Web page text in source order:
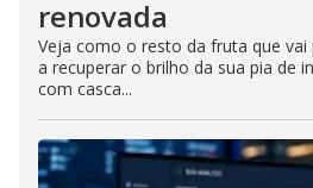
renovada
Veja como o resto da fruta que
a recuperar o brilho da sua pia de
com casca...